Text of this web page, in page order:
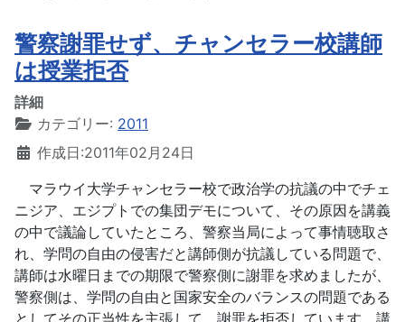
警察謝罪せず、チャンセラー校講師
は授業拒否
詳細
カテゴリー: 2011
作成日:2011年02月24日
マラウイ大学チャンセラー校で政治学の抗議の中でチェ
ニジア、エジプトでの集団デモについて、その原因を講義
の中で議論していたところ、警察当局によって事情聴取さ
れ、学問の自由の侵害だと講師側が抗議している問題で、
講師は水曜日までの期限で警察側に謝罪を求めましたが、
警察側は、学問の自由と国家安全のバランスの問題である
としてその正当性を主張して、謝罪を拒否しています。講